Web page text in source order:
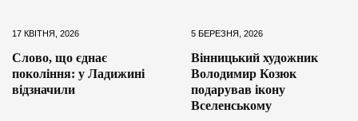
17 КВІТНЯ, 2026
Слово, що єднає
покоління: у Ладижині
відзначили
5 БЕРЕЗНЯ, 2026
Вінницький художник
Володимир Козюк
подарував ікону
Вселенському